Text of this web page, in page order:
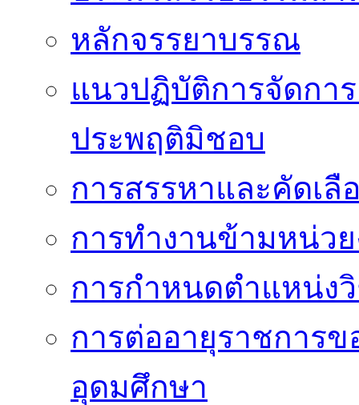
หลักจรรยาบรรณ
แนวปฏิบัติการจัดการ
ประพฤติมิชอบ
การสรรหาและคัดเลื
การทำงานข้ามหน่ว
การกำหนดตำแหน่ง
การต่ออายุราชการ
อุดมศึกษา